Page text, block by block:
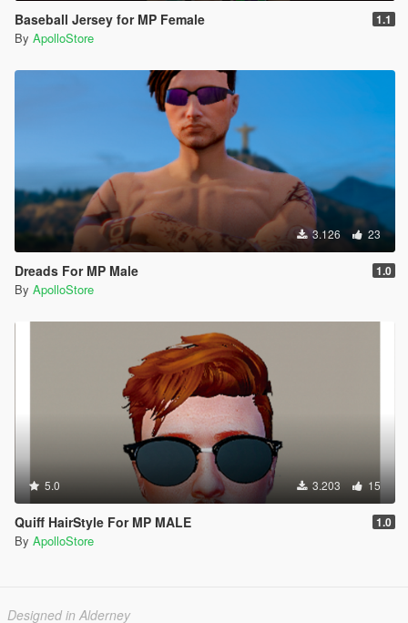
Baseball Jersey for MP Female 1.1
By ApolloStore
3.126 23
Dreads For MP Male 1.0
By ApolloStore
5.0 3.203 15
Quiff HairStyle For MP MALE 1.0
By ApolloStore
Designed in Alderney